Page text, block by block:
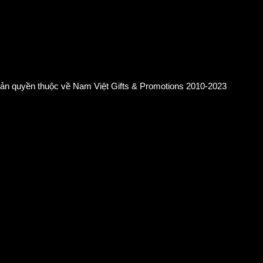
quyền thuộc về Nam Việt Gifts & Promotions 2010-2023